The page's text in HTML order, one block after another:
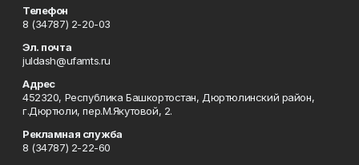
Телефон
8 (34787) 2-20-03
Эл. почта
juldash@ufamts.ru
Адрес
452320, Республика Башкортостан, Дюртюлинский район,
г.Дюртюли, пер.М.Якутовой, 2.
Рекламная служба
8 (34787) 2-22-60